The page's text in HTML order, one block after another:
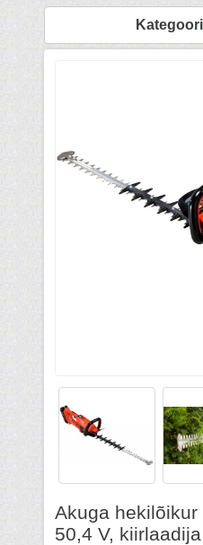
Akuga hekilõikur
50,4 V,